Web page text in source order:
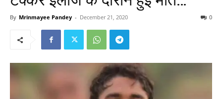
By Mrinmayee Pandey - December 21, 2020 0